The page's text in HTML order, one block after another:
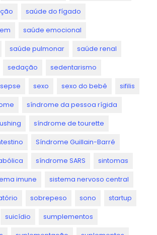
saúde do fígado
saúde emocional
saúde pulmonar saúde renal
sedação sedentarismo
sepse sexo sexo do bebê sifilis
síndrome da pessoa rígida
síndrome de tourette
Síndrome Guillain-Barré
síndrome SARS sintomas
imune sistema nervoso central
sobrepeso sono startup
suicídio sumplementos